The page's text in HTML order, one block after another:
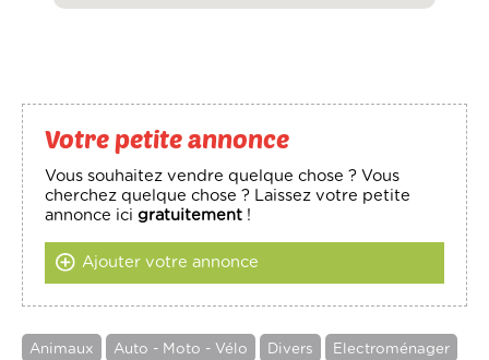
Votre petite annonce
Vous souhaitez vendre quelque chose ? Vous
cherchez quelque chose ? Laissez votre petite
annonce icigratuitement !
Ajouter votre annonce
Animaux Auto - Moto - Vélo Divers Electroménager